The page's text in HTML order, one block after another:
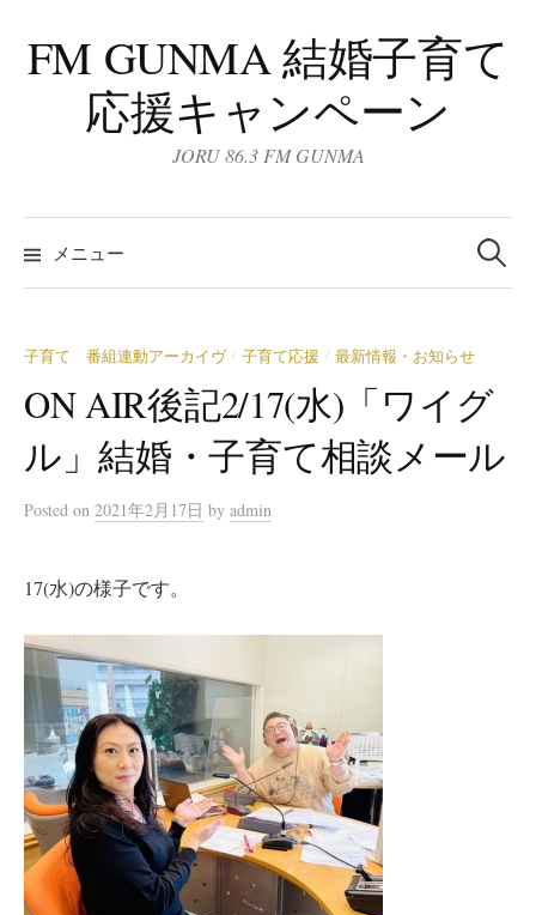
ン
テ
FM GUNMA 結婚子育て
応援キャンペーン
JORU 86.3 FM GUNMA
メニュー
検
索:
子育て 番組連動アーカイヴ / 子育て応援 / 最新情報・お知らせ
ON AIR後記2/17(水)「ワイグ
ル」結婚・子育て相談メール
Posted on 2021年2月17日 by admin
17(水)の様子です。